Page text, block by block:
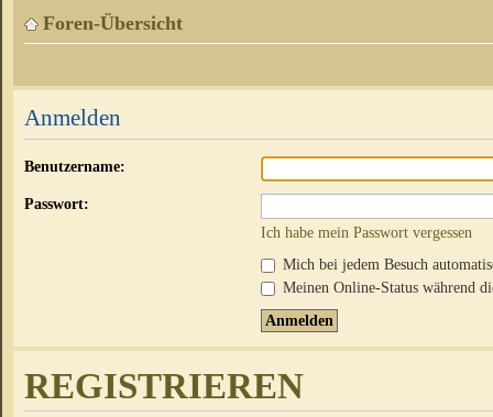
Foren-Übersicht
Anmelden
Benutzername:
Passwort:
Ich habe mein Passwort vergessen
Mich bei jedem Besuch
Meinen Online-Status während
REGISTRIEREN